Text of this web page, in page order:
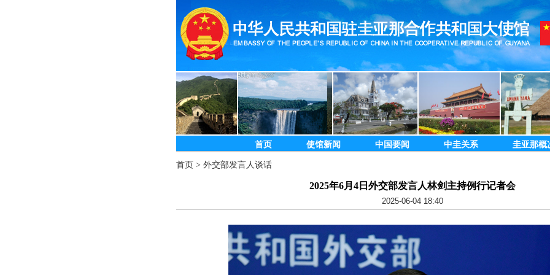
首页 使馆新闻 中国要闻 中圭关系 圭亚那概
首页 > 外交部发言人谈话
2025年6月4日外交部发言人林剑主持例行记者会
2025-06-04 18:40